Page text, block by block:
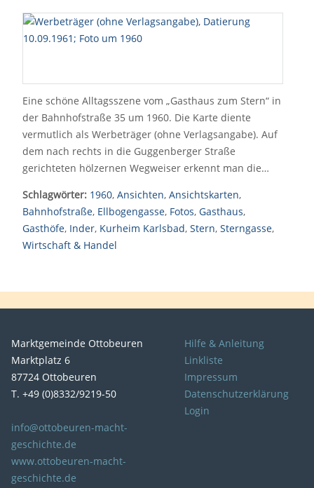
Eine schöne Alltagsszene vom „Gasthaus zum Stern“ in
der Bahnhofstraße 35 um 1960. Die Karte diente
vermutlich als Werbeträger (ohne Verlagsangabe). Auf
dem nach rechts in die Guggenberger Straße
gerichteten hölzernen Wegweiser erkennt man die…
Schlagwörter: 1960, Ansichten, Ansichtskarten,
Bahnhofstraße, Ellbogengasse, Fotos, Gasthaus,
Gasthöfe, Inder, Kurheim Karlsbad, Stern, Sterngasse,
Wirtschaft & Handel
Marktgemeinde Ottobeuren
Marktplatz 6
87724 Ottobeuren
T. +49 (0)8332/9219-50
info@ottobeuren-macht-
geschichte.de
www.ottobeuren-macht-
geschichte.de
Hilfe & Anleitung
Linkliste
Impressum
Datenschutzerklärung
Login